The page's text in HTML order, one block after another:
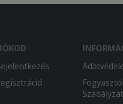
Szabályzat